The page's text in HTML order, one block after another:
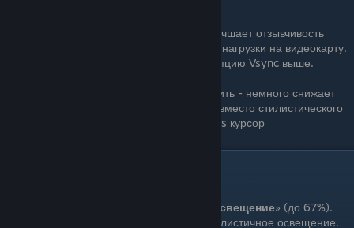
улучшает отзывчивость
управления за счет едва ли заметной нагрузки на видеокарту.
Включаем,особенно если включили опцию Vsync выше.
: Если выключить - немного снижает
нагрузку на процессор, вырисовывая вместо стилистического
курсора из игры ваш обычный windows курсор
Трассировка лучей: глобальное освещение» (до 67%).
Невероятно требовательное фотореалистичное освещение.